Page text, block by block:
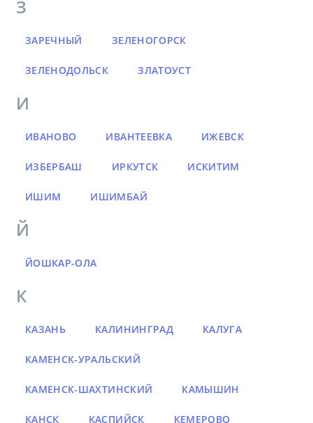
З
ЗАРЕЧНЫЙ ЗЕЛЕНОГОРСК
ЗЕЛЕНОДОЛЬСК ЗЛАТОУСТ
И
ИВАНОВО ИВАНТЕЕВКА ИЖЕВСК
ИЗБЕРБАШ ИРКУТСК ИСКИТИМ
ИШИМ ИШИМБАЙ
Й
ЙОШКАР-ОЛА
К
КАЗАНЬ КАЛИНИНГРАД КАЛУГА
КАМЕНСК-УРАЛЬСКИЙ
КАМЕНСК-ШАХТИНСКИЙ КАМЫШИН
КАНСК КАСПИЙСК КЕМЕРОВО